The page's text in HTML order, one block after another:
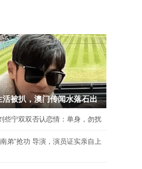
活被扒，澳门传闻水落石出
些宁双双否认恋情：单身，勿扰
弟”抢功 导演，演员证实亲自上